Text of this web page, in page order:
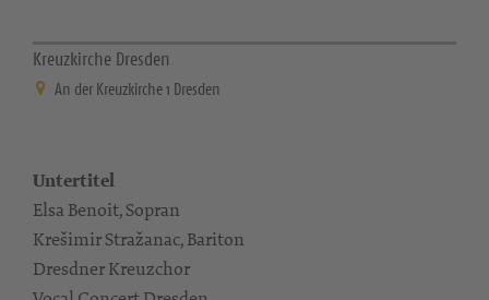
Kreuzkirche Dresden
An der Kreuzkirche 1 Dresden
Untertitel
Elsa Benoit, Sopran
Krešimir Stražanac, Bariton
Dresdner Kreuzchor